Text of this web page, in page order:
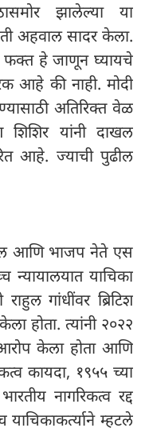
झालेल्या या
अहवाल सादर केला.
फक्त हे जाणून घ्यायचे
आहे की नाही. मोदी
अतिरिक्त वेळ
शिशिर यांनी दाखल
आहे. ज्याची पुढील
आणि भाजप नेते एस
न्यायालयात याचिका
गांधींवर ब्रिटिश
होता. त्यांनी २०२२
केला होता आणि
कायदा, १९५५ च्या
नागरिकत्व रद्द
म्हटले